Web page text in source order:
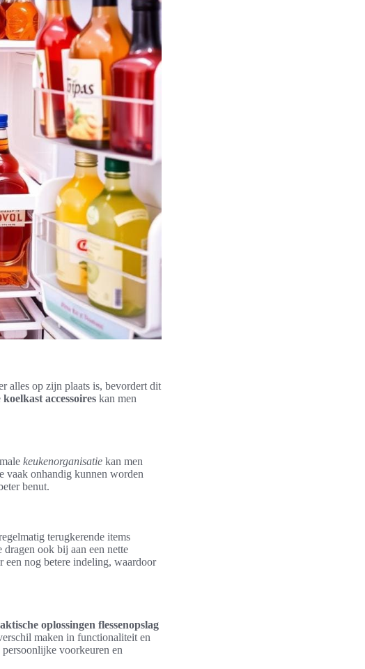
alles op zijn plaats is, bevordert dit
koelkast accessoires kan men
keukenorganisatie kan men
vaak onhandig kunnen worden
benut.
terugkerende items
ook bij aan een nette
een nog betere indeling, waardoor
oplossingen flessenopslag
maken in functionaliteit en
voorkeuren en